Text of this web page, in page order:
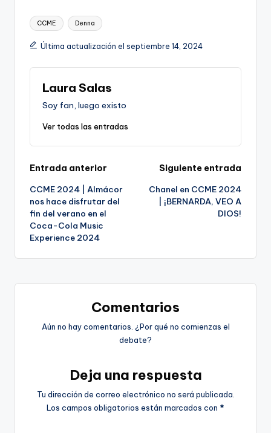
Etiquetas:
CCME Denna
Última actualización el septiembre 14, 2024
Laura Salas
Soy fan, luego existo
Ver todas las entradas
Navegación
de
entradas
Entrada anterior
CCME 2024 | Almácor
nos hace disfrutar del
fin del verano en el
Coca-Cola Music
Experience 2024
Siguiente entrada
Chanel en CCME 2024
| ¡BERNARDA, VEO A
DIOS!
Comentarios
Aún no hay comentarios. ¿Por qué no comienzas el
debate?
Deja una respuesta
Tu dirección de correo electrónico no será publicada.
Los campos obligatorios están marcados con *